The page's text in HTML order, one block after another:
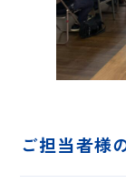
ご担当者様